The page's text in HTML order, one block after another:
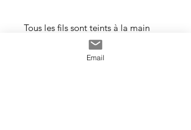
Tous les fils sont teints à la main
avec des teintures acides
professionnelles non toxiques. Tous
Email